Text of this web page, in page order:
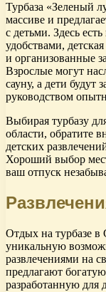
Турбаза «Зеленый
массиве и
с детьми. Здесь
удобствами,
и организованные
Взрослые могут
сауну, а дети
руководством
Выбирая турбазу
области, обратите
детских
Хороший выбор
ваш отпуск
Отдых на турбазе в
уникальную
развлечениями на
предлагают
разработанную для